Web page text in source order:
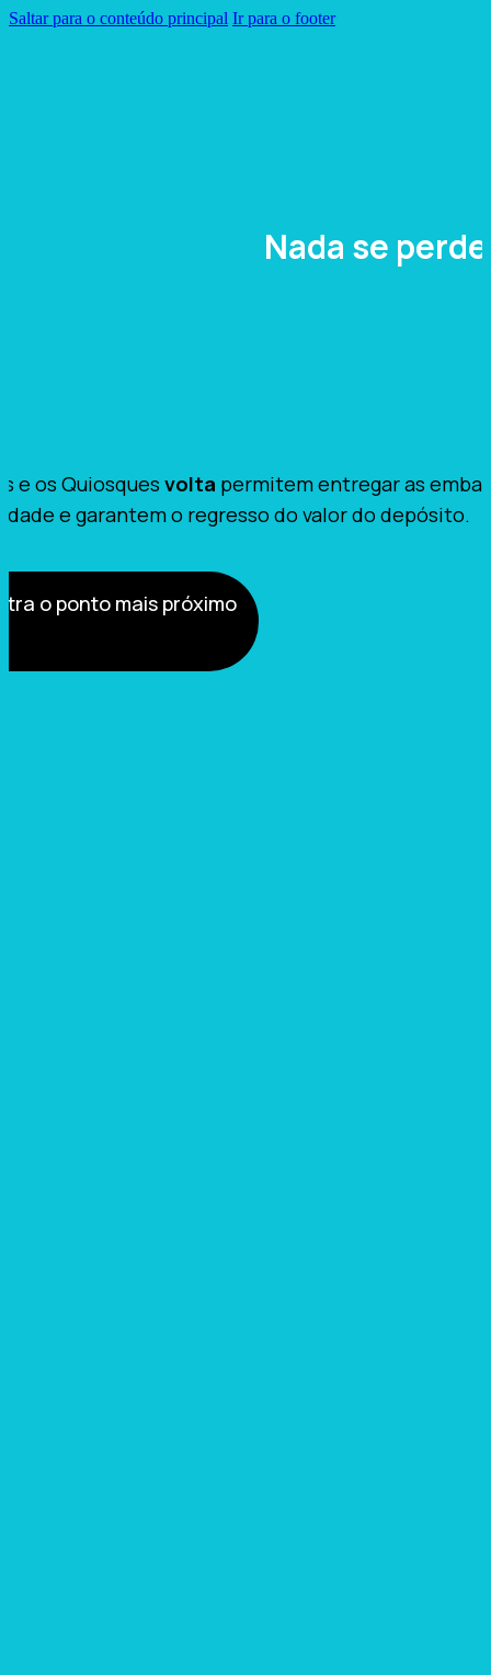
Saltar para o conteúdo principal Ir para o footer
Nada se
e os Quiosques volta permitem entregar as
e garantem o regresso do valor do depósito.
o ponto mais próximo